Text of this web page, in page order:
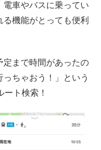
電車やバスに乗ってい
機能がとっても便利
まで時間があったの
ちゃおう！」という
ト検索！